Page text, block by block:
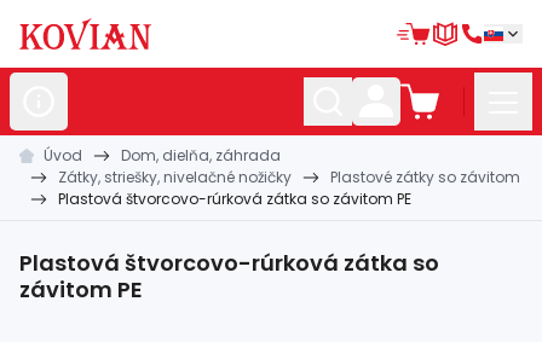
Nerezovépolotovary
Hliníkovépolotovary
Kovanépolotovary
Úvod
Dom, dielňa, záhrada
Zátky, striešky, nivelačné nožičky
Plastové zátky so závitom
Plastová štvorcovo-rúrková zátka so závitom PE
Plastová štvorcovo-rúrková zátka so
závitom PE